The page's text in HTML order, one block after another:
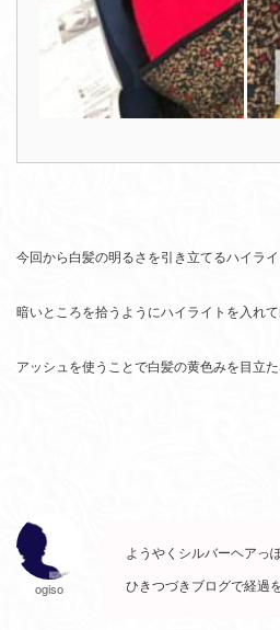
今回から白髪の明るさを引き立てるハイライ
暗いところを拾うようにハイライトを入れて
アッシュを使うことで白髪の黄色みを目立た
ogiso
ようやくシルバーヘアっ
ひきつづきブログで経過